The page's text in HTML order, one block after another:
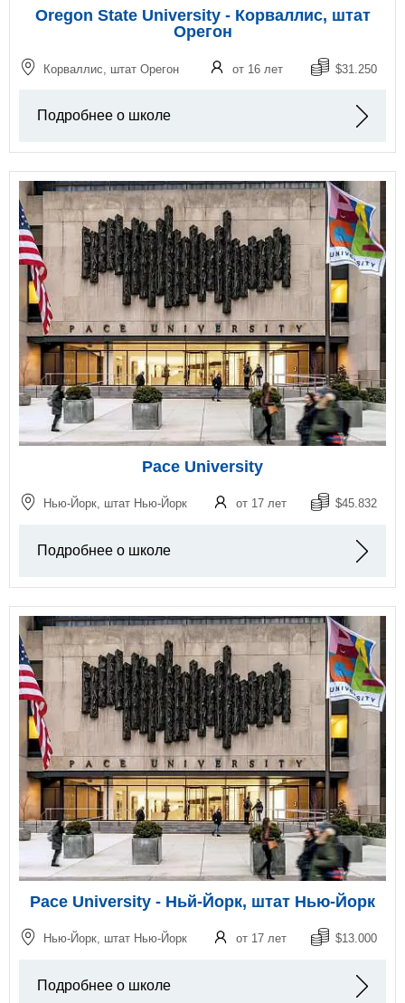
Oregon State University - Корваллис, штат
Орегон
Корваллис, штат Орегон от 16 лет $31.250
Подробнее о школе
Pace University
Нью-Йорк, штат Нью-Йорк от 17 лет $45.832
Подробнее о школе
Pace University - Ньй-Йорк, штат Нью-Йорк
Нью-Йорк, штат Нью-Йорк от 17 лет $13.000
Подробнее о школе